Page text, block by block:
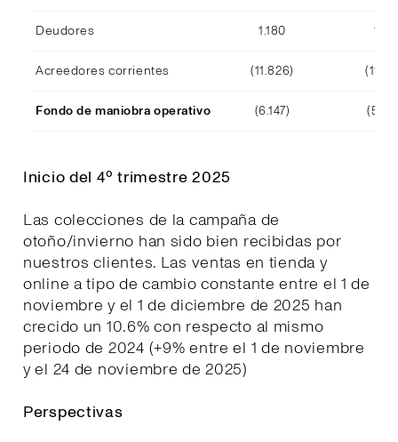
Deudores 1.180
Acreedores corrientes (11.826)
Fondo de maniobra operativo (6.147)
Inicio del 4º trimestre 2025
Las colecciones de la campaña de
otoño/invierno han sido bien recibidas por
nuestros clientes. Las ventas en tienda y
online a tipo de cambio constante entre el 1 de
noviembre y el 1 de diciembre de 2025 han
crecido un 10.6% con respecto al mismo
periodo de 2024 (+9% entre el 1 de noviembre
y el 24 de noviembre de 2025)
Perspectivas